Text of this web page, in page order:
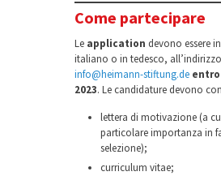
Come partecipare
Le application devono essere
italiano o in tedesco,
info@heimann-stiftung.de
2023. Le candidature devono
lettera di motivazione (a
particolare importanza in
selezione);
curriculum vitae;